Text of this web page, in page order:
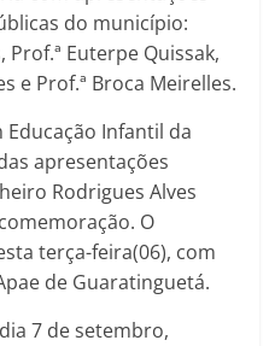
do município:
Euterpe Quissak,
e Prof.ª Broca Meirelles.
Educação Infantil da
apresentações
Rodrigues Alves
O
terça-feira(06), com
de Guaratinguetá.
7 de setembro,